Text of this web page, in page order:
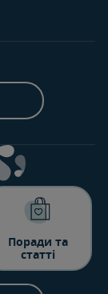
Поради та
статті